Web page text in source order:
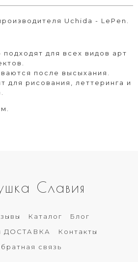
Uchida - LePen.
подходят для всех видов арт
после высыхания.
для рисования, леттеринга и
Славия
Каталог
Блог
ДОСТАВКА
Контакты
связь